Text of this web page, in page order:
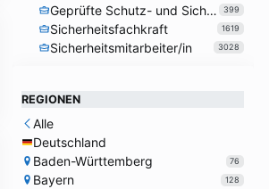
Geprüfte Schutz- und Sicherheitskraft 399
Sicherheitsfachkraft 1619
Sicherheitsmitarbeiter/in 3028
REGIONEN
Alle
Deutschland
Baden-Württemberg
76
Bayern 128